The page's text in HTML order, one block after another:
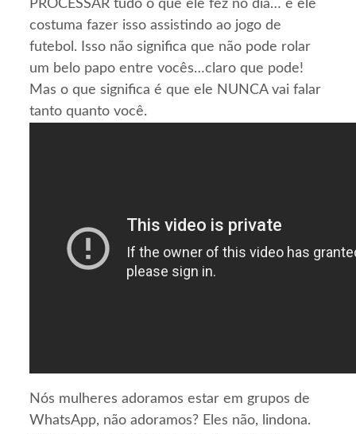
PROCESSAR tudo o que ele fez no dia… e ele
costuma fazer isso assistindo ao jogo de
futebol. Isso não significa que não pode rolar
um belo papo entre vocês…claro que pode!
Mas o que significa é que ele NUNCA vai falar
tanto quanto você.
Nós mulheres adoramos estar em grupos de
WhatsApp, não adoramos? Eles não, lindona.